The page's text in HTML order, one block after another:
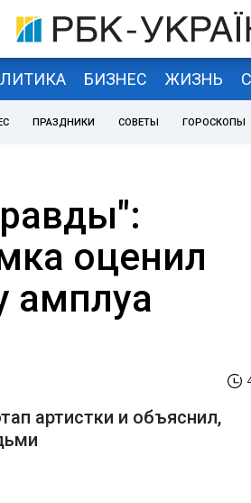
БИЗНЕС ЖИЗНЬ
ПРАЗДНИКИ СОВЕТЫ ГОРОСКОПЫ
оценил
амплуа
артистки и объяснил,